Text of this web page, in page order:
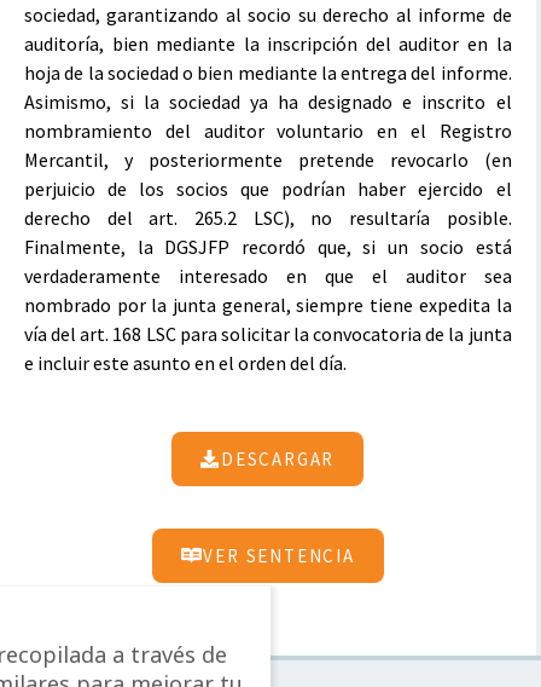
sociedad, garantizando al socio su derecho al informe de
auditoría, bien mediante la inscripción del auditor en la
hoja de la sociedad o bien mediante la entrega del informe.
Asimismo, si la sociedad ya ha designado e inscrito el
nombramiento del auditor voluntario en el Registro
Mercantil, y posteriormente pretende revocarlo (en
perjuicio de los socios que podrían haber ejercido el
derecho del art. 265.2 LSC), no resultaría posible.
Finalmente, la DGSJFP recordó que, si un socio está
verdaderamente interesado en que el auditor sea
nombrado por la junta general, siempre tiene expedita la
vía del art. 168 LSC para solicitar la convocatoria de la junta
e incluir este asunto en el orden del día.
DESCARGAR
VER SENTENCIA
a través de